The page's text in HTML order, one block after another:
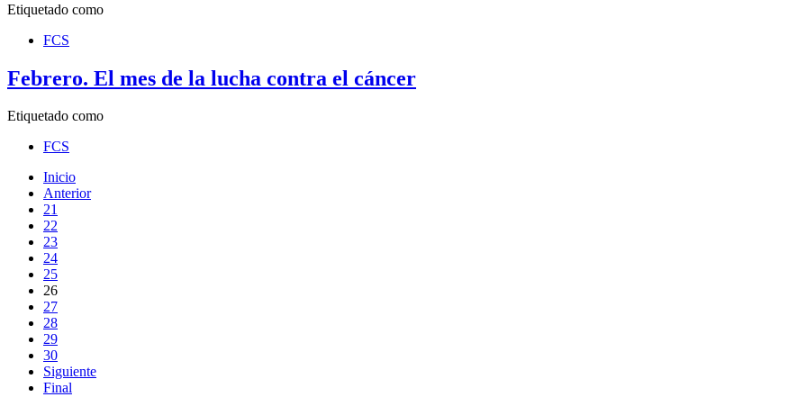
Etiquetado como
FCS
Febrero. El mes de la lucha contra el cáncer
Etiquetado como
FCS
Inicio
Anterior
21
22
23
24
25
26
27
28
29
30
Siguiente
Final